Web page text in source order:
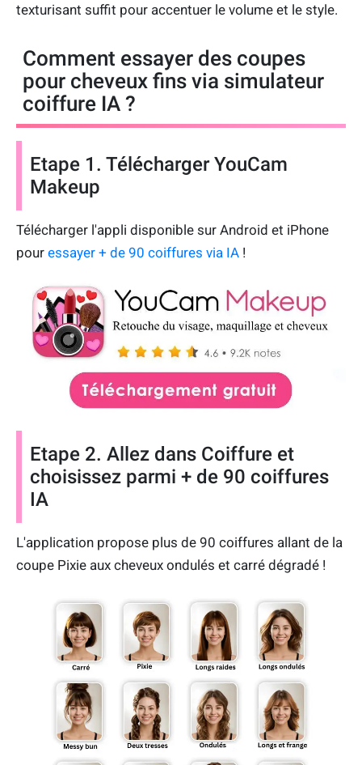
texturisant suffit pour accentuer le volume et le style.
Comment essayer des coupes
pour cheveux fins via simulateur
coiffure IA ?
Etape 1. Télécharger YouCam
Makeup
Télécharger l'appli disponible sur Android et iPhone
pour essayer + de 90 coiffures via IA !
Etape 2. Allez dans Coiffure et
choisissez parmi + de 90 coiffures
IA
L'application propose plus de 90 coiffures allant de la
coupe Pixie aux cheveux ondulés et carré dégradé !